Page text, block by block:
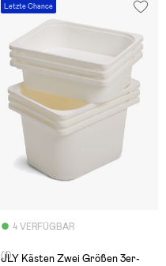
Letzte Chance
4 VERFÜGBAR
(1)
JLY Kästen Zwei Größen 3er-